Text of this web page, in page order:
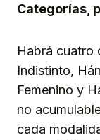
Categorías,
Habrá cuatro
Indistinto,
Femenino y
no
cada